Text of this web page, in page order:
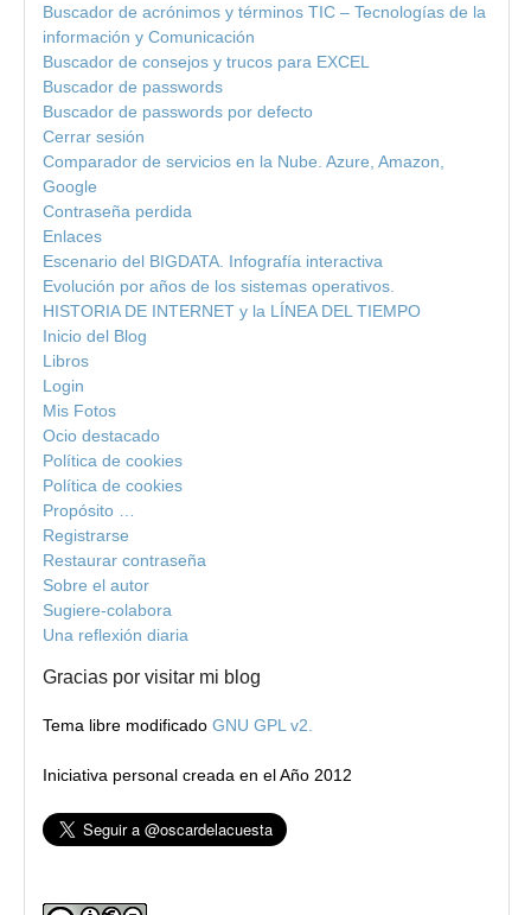
Buscador de acrónimos y términos TIC – Tecnologías de la
información y Comunicación
Buscador de consejos y trucos para EXCEL
Buscador de passwords
Buscador de passwords por defecto
Cerrar sesión
Comparador de servicios en la Nube. Azure, Amazon,
Google
Contraseña perdida
Enlaces
Escenario del BIGDATA. Infografía interactiva
Evolución por años de los sistemas operativos.
HISTORIA DE INTERNET y la LÍNEA DEL TIEMPO
Inicio del Blog
Libros
Login
Mis Fotos
Ocio destacado
Política de cookies
Política de cookies
Propósito …
Registrarse
Restaurar contraseña
Sobre el autor
Sugiere-colabora
Una reflexión diaria
Gracias por visitar mi blog
Tema libre modificado GNU GPL v2.
Iniciativa personal creada en el Año 2012